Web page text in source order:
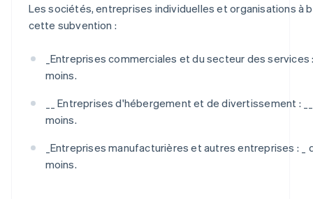
Les sociétés, entreprises individuelles et organisations à
cette subvention :
Entreprises commerciales et du secteur des services
moins.
__ Entreprises d'hébergement et de divertissement :
moins.
Entreprises manufacturières et autres entreprises : _
moins.